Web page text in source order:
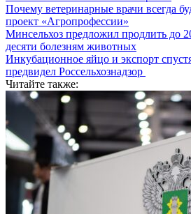
Почему ветеринарные врачи всегда
проект «Агропрофессии»
Минсельхоз предложил продлить до
десяти болезням животных
Инкубационное яйцо и экспорт
предвидел Россельхознадзор
Читайте также: